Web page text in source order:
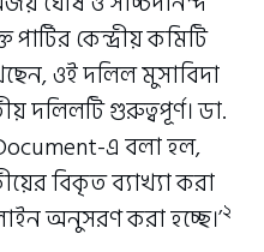
কেন্দ্রীয় কমিটি
ওই দলিল মুসাবিদা
দলিলটি গুরুত্বপূর্ণ। ডা.
এ বলা হল,
বিকৃত ব্যাখ্যা করা
অনুসরণ করা হচ্ছে।’২